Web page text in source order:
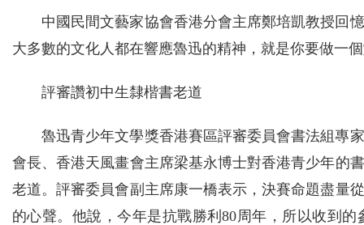
中國民間文藝家協會香港分會主席鄭培凱教授回
大多數的文化人都在響應魯迅的精神，就是你要做一
評審讚初中生隸楷書老道
魯迅青少年文學獎香港賽區評審委員會書法組專
會長、香港天風畫會主席梁基永博士對香港青少年的
老道。評審委員會副主席康一橋表示，決賽命題盡量
的心聲。他說，今年是抗戰勝利80周年，所以收到